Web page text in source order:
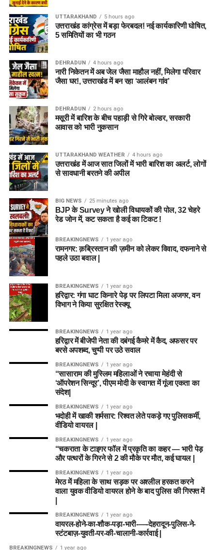
UTTARAKHAND 5 hours ago
उत्तराखंड कांग्रेस में बड़ा फेरबदल! नई कार्यकारिणी घोषित,
5 समितियों का भी गठन
DEHRADUN 4 hours ago
नारी निकेतन में अब जेल जैसा माहौल नहीं, मिलेगा परिवार
जैसा घर!, उत्तराखंड में बन रहा ‘आलंबन गांव’
DEHRADUN 2 hours ago
मसूरी में बारिश के बीच पहाड़ी से गिरे बोल्डर, सरकारी
आवास को भारी नुकसान
UTTARAKHAND WEATHER 4 hours ago
उत्तराखंड में आज सात जिलों में भारी बारिश का अलर्ट, लोगों
से सावधानी बरतने की अपील
BIG NEWS 25 minutes ago
BJP के Survey ने खोली विधायकों की पोल, 32 चेहरे
रेड जोन में, कट सकता है कई का टिकट !
BREAKINGNEWS 1 year ago
रामनगर: क़ब्रिस्तान की ज़मीन को लेकर विवाद, दफनाने से
पहले उठा बवाल |
BREAKINGNEWS 1 year ago
हरिद्वार: गंगा घाट किनारे पेड़ पर लिपटा मिला अजगर, वन
विभाग ने किया सुरक्षित रेस्क्यू
BREAKINGNEWS 1 year ago
हरिद्वार में बीजेपी नेता की दबंगई कैमरे में कैद, अफसर पर
बरसे अपशब्द, चुप्पी पर उठे सवाल
BREAKINGNEWS 1 year ago
“सासाराम की मुस्लिम महिलाओं ने रचाया मेहंदी से
‘ऑपरेशन सिन्दूर’, पीएम मोदी के स्वागत में गूंजा एकता का
संदेश|
BREAKINGNEWS 1 year ago
भदोही में खाकी शर्मसार: रिश्वत लेते पकड़े गए पुलिसकर्मी,
वीडियो वायरल |
BREAKINGNEWS 1 year ago
“चकराता के टाइगर फॉल में प्रकृति का कहर — भारी पेड़
और पत्थरों के गिरने से 2 की मौके पर मौत, कई घायल |
BREAKINGNEWS 1 year ago
मेरठ में महिला के साथ सड़क पर अश्लील हरकत करने
वाला युवक वीडियो वायरल होने के बाद पुलिस की गिरफ्त में
BREAKINGNEWS 1 year ago
वायरल-होने-का-शौक-पड़ा-भारी-—-देहरादून-पुलिस-ने-
स्टंटबाज़-युवती-पर-की-चालानी-कार्रवाई |
BREAKINGNEWS 1 year ago